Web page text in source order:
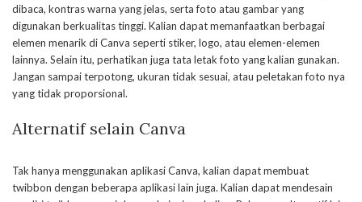
dibaca, kontras warna yang jelas, serta foto atau gambar yang
digunakan berkualitas tinggi. Kalian dapat memanfaatkan berbagai
elemen menarik di Canva seperti stiker, logo, atau elemen-elemen
lainnya. Selain itu, perhatikan juga tata letak foto yang kalian gunakan.
Jangan sampai terpotong, ukuran tidak sesuai, atau peletakan foto nya
yang tidak proporsional.
Alternatif selain Canva
Tak hanya menggunakan aplikasi Canva, kalian dapat membuat
twibbon dengan beberapa aplikasi lain juga. Kalian dapat mendesain